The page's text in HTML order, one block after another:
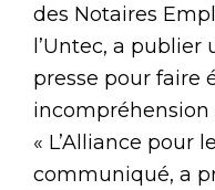
des Notaires
l’Untec, a
presse pour faire
incompréhension
« L’Alliance pour
communiqué, a